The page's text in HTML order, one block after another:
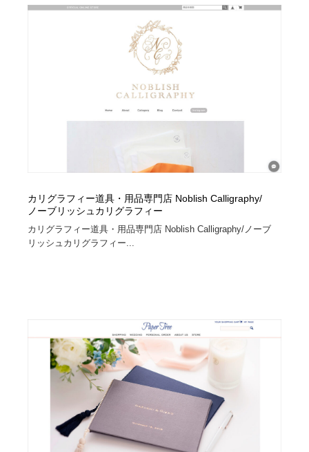
カリグラフィー道具・用品専門店 Noblish Calligraphy/
ノーブリッシュカリグラフィー
カリグラフィー道具・用品専門店 Noblish Calligraphy/ノーブ
リッシュカリグラフィー...